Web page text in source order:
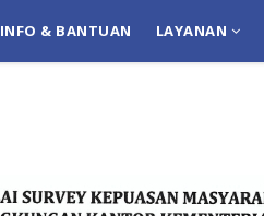
INFO & BANTUAN LAYANAN